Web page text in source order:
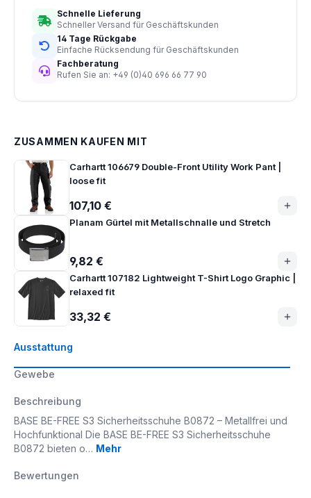
Ausstattung
Gewebe
Beschreibung
BASE BE-FREE S3 Sicherheitsschuhe B0872 – Metallfrei und
Hochfunktional Die BASE BE-FREE S3 Sicherheitsschuhe
B0872 bieten o… Mehr
Bewertungen
Schnelle Lieferung
Schneller Versand für Geschäftskunden
14 Tage Rückgabe
Einfache Rücksendung für Geschäftskunden
Fachberatung
Rufen Sie an: +49 (0)40 696 66 77 90
ZUSAMMEN KAUFEN MIT
Carhartt 106679 Double-Front Utility Work Pant |
loose fit
107,10 €
Planam Gürtel mit Metallschnalle und Stretch
9,82 €
Carhartt 107182 Lightweight T-Shirt Logo Graphic |
relaxed fit
33,32 €